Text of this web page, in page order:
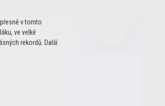
v tomto
ve velké
rekordů. Další